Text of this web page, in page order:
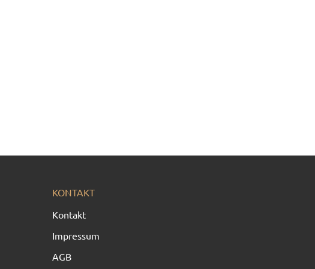
KONTAKT
Kontakt
Impressum
AGB